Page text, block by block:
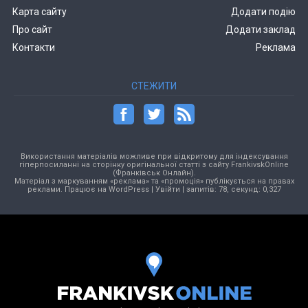
Карта сайту
Про сайт
Контакти
Додати подію
Додати заклад
Реклама
СТЕЖИТИ
Використання матеріалів можливе при відкритому для індексування
гіперпосиланні на сторінку оригінальної статті з сайту FrankivskOnline
(Франківськ Онлайн).
Матеріал з маркуванням «реклама» та «промоція» публікується на правах
реклами. Працює на WordPress| Увійти | запитів: 78, секунд: 0,327